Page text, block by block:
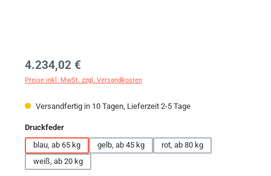
Regulärer Preis:
4.234,02 €
Preise inkl. MwSt. zzgl. Versandkosten
Versandfertig in 10 Tagen, Lieferzeit 2-5 Tage
Druckfederauswählen
blau, ab 65 kg
gelb, ab 45 kg
rot, ab 80 kg
weiß, ab 20 kg